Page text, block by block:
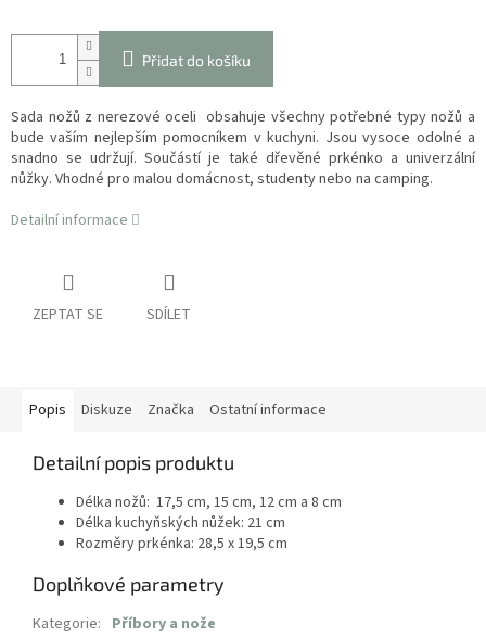
Přidat do košíku
Sada nožů z nerezové oceli obsahuje všechny potřebné typy nožů a
bude vaším nejlepším pomocníkem v kuchyni. Jsou vysoce odolné a
snadno se udržují. Součástí je také dřevěné prkénko a univerzální
nůžky. Vhodné pro malou domácnost, studenty nebo na camping.
Detailní informace
ZEPTAT SE SDÍLET
Popis Diskuze Značka Ostatní informace
Detailní popis produktu
Délka nožů: 17,5 cm, 15 cm, 12 cm a 8 cm
Délka kuchyňských nůžek: 21 cm
Rozměry prkénka: 28,5 x 19,5 cm
Doplňkové parametry
Kategorie: Příbory a nože